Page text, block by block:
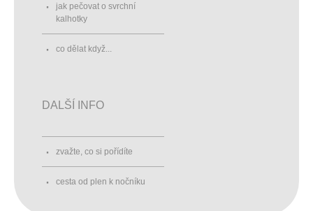
jak pečovat o svrchní
kalhotky
co dělat když...
DALŠÍ INFO
zvažte, co si pořídíte
cesta od plen k nočníku